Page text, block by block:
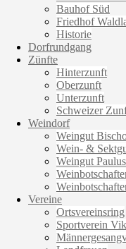
Bauhof Süd
Friedhof
Historie
Dorfrundgang
Zünfte
Hinterzunft
Oberzunft
Unterzunft
Schweizer
Weindorf
Weingut
Wein- &
Weingut Paulus
Vereine
Ortsvereinsring
Sportverein